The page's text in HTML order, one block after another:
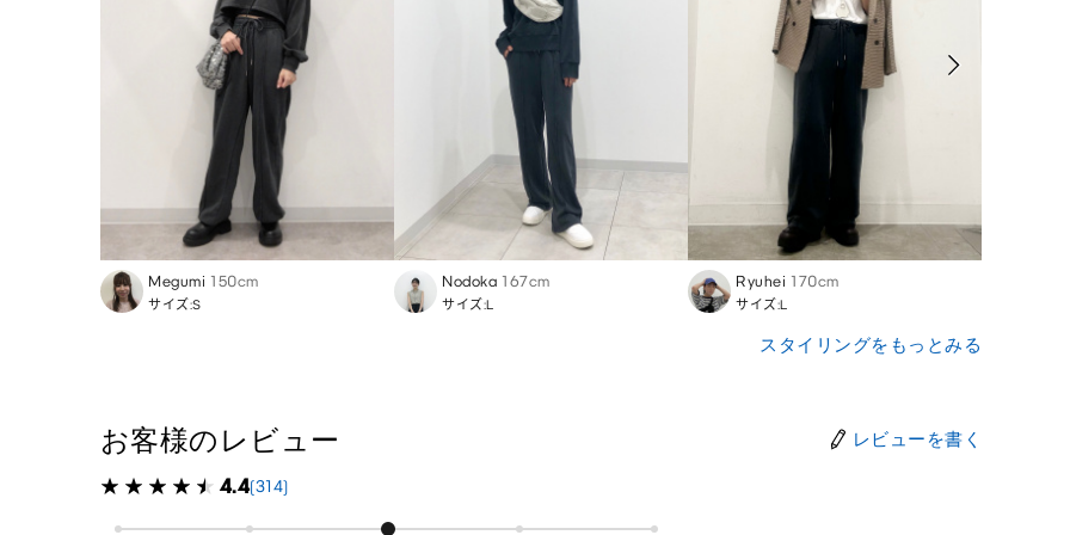
Megumi 150cm
サイズ:S
Nodoka 167cm
サイズ:L
Ryuhei 170cm
サイズ:L
スタイリングをもっとみる
お客様のレビュー レビューを書く
4.4(314)